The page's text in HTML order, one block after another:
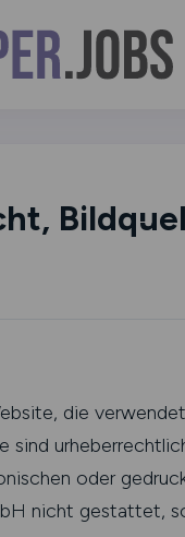
die
sind
oder
nicht gestattet,